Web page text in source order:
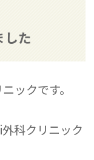
した
ックです。
科クリニック